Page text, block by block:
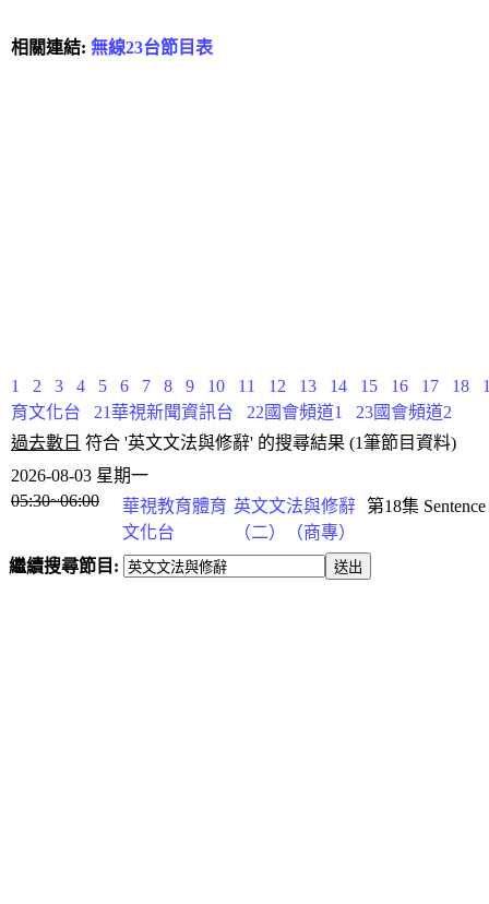
相關連結: 無線23台節目表
1 2 3 4 5 6 7 8 9 10 11 12 13 14 15 16 17 18
育文化台
21華視新聞資訊台 22國會頻道1
23國會頻道2
過去數日 符合 '英文文法與修辭' 的搜尋結果 (1筆節目資料)
2026-08-03 星期一
05:30~06:00
華視教育體育
文化台
英文文法與修辭
（二）（商專）
第18集
繼續搜尋節目: